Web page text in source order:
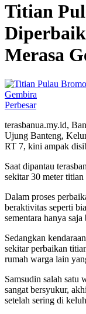
Titian
Merasa
Perbesar
terasbanua.my.id,
Ujung Banteng,
RT 7, kini ampak
Saat dipantau
sekitar 30 meter
Dalam proses
beraktivitas seperti
sementara hanya
Sedangkan
sekitar perbaikan
rumah warga lain
Samsudin salah satu
sangat bersyukur,
setelah sering di